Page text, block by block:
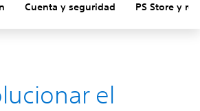
Cuenta y seguridad PS Store y
el